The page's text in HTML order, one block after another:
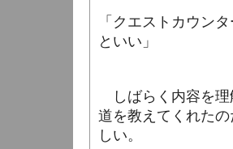
「クエストカウン
といい」
しばらく内容を理
道を教えてくれた
しい。